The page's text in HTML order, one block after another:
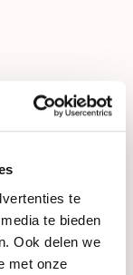
te
te bieden
Ook delen we
met onze